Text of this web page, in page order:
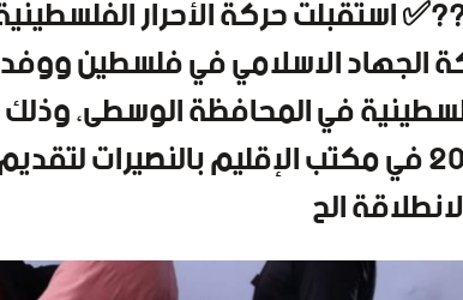
استقبلت حركة الأحرار
الجهاد الاسلامي في فلسطين
2023 في مكتب الإقليم بالنصيرات